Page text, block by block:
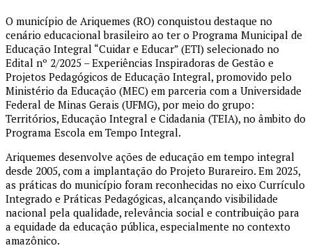
O município de Ariquemes (RO) conquistou destaque no
cenário educacional brasileiro ao ter o Programa Municipal de
Educação Integral “Cuidar e Educar” (ETI) selecionado no
Edital nº 2/2025 – Experiências Inspiradoras de Gestão e
Projetos Pedagógicos de Educação Integral, promovido pelo
Ministério da Educação (MEC) em parceria com a Universidade
Federal de Minas Gerais (UFMG), por meio do grupo:
Territórios, Educação Integral e Cidadania (TEIA), no âmbito do
Programa Escola em Tempo Integral.
Ariquemes desenvolve ações de educação em tempo integral
desde 2005, com a implantação do Projeto Burareiro. Em 2025,
as práticas do município foram reconhecidas no eixo Currículo
Integrado e Práticas Pedagógicas, alcançando visibilidade
nacional pela qualidade, relevância social e contribuição para
a equidade da educação pública, especialmente no contexto
amazônico.